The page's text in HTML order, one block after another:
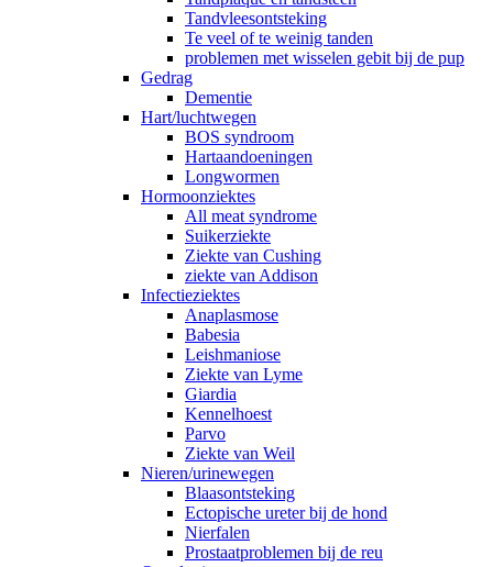
Tandvleesontsteking
Te veel of te weinig tanden
problemen met wisselen gebit bij de pup
Gedrag
Dementie
Hart/luchtwegen
BOS syndroom
Hartaandoeningen
Longwormen
Hormoonziektes
All meat syndrome
Suikerziekte
Ziekte van Cushing
ziekte van Addison
Infectieziektes
Anaplasmose
Babesia
Leishmaniose
Ziekte van Lyme
Giardia
Kennelhoest
Parvo
Ziekte van Weil
Nieren/urinewegen
Blaasontsteking
Ectopische ureter bij de hond
Nierfalen
Prostaatproblemen bij de reu